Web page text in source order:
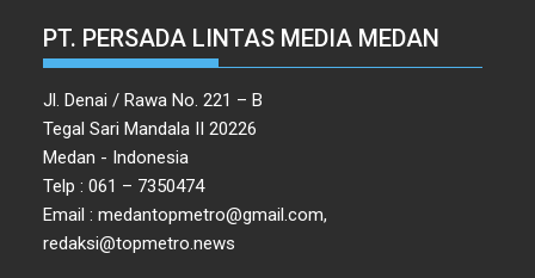
PT. PERSADA LINTAS MEDIA MEDAN
Jl. Denai / Rawa No. 221 – B
Tegal Sari Mandala II 20226
Medan - Indonesia
Telp : 061 – 7350474
Email : medantopmetro@gmail.com,
redaksi@topmetro.news